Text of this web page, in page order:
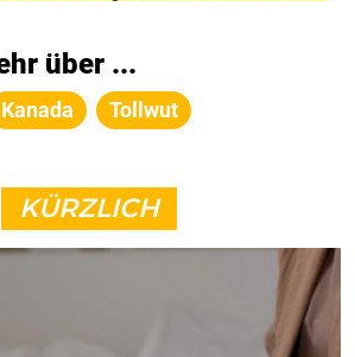
über ...
Kanada Tollwut
KÜRZLICH